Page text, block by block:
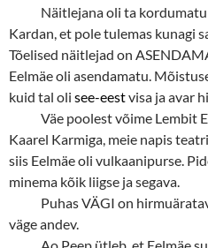
Näitlejana oli ta
Kardan, et pole tulemas kunagi
Tõelised näitlejad on
Eelmäe oli asendamatu.
kuid tal oli see-eestvisa ja avar
Väe poolest võime Lembit
Kaarel Karmiga, meie napis
siis Eelmäe oli vulkaanipurse.
minema kõik liigse ja segava.
Puhas VÄGI on
väge andev.